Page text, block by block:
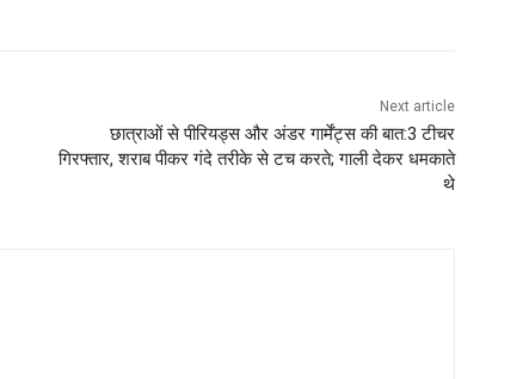
Next article
छात्राओं से पीरियड्स और अंडर गार्मेंट्स की बात:3 टीचर
गिरफ्तार, शराब पीकर गंदे तरीके से टच करते; गाली देकर धमकाते
थे